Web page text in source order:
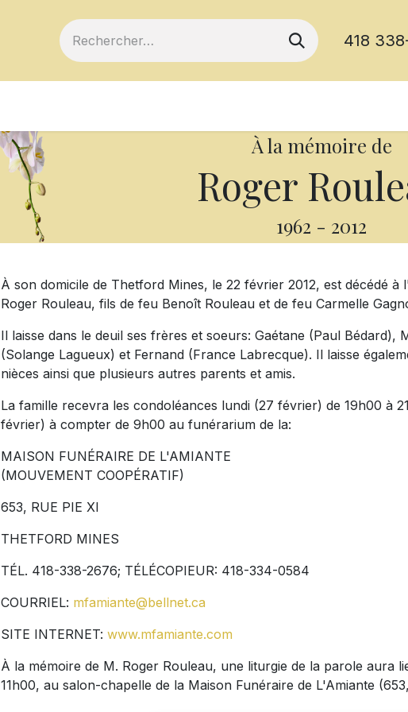
418
À la mémoire de
Roger
1962 - 2012
À son domicile de Thetford Mines, le 22 février 2012, est décédé à
Roger Rouleau, fils de feu Benoît Rouleau et de feu Carmelle
Il laisse dans le deuil ses frères et soeurs: Gaétane (Paul Bédard),
(Solange Lagueux) et Fernand (France Labrecque). Il laisse
nièces ainsi que plusieurs autres parents et amis.
La famille recevra les condoléances lundi (27 février) de 19h00 à
février) à compter de 9h00 au funérarium de la:
MAISON FUNÉRAIRE DE L'AMIANTE
(MOUVEMENT COOPÉRATIF)
653, RUE PIE XI
THETFORD MINES
TÉL. 418-338-2676; TÉLÉCOPIEUR: 418-334-0584
COURRIEL: mfamiante@bellnet.ca
SITE INTERNET: www.mfamiante.com
À la mémoire de M. Roger Rouleau, une liturgie de la parole aura
11h00, au salon-chapelle de la Maison Funéraire de L'Amiante